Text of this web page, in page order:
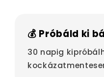
💰 Próbáld ki
30 napig